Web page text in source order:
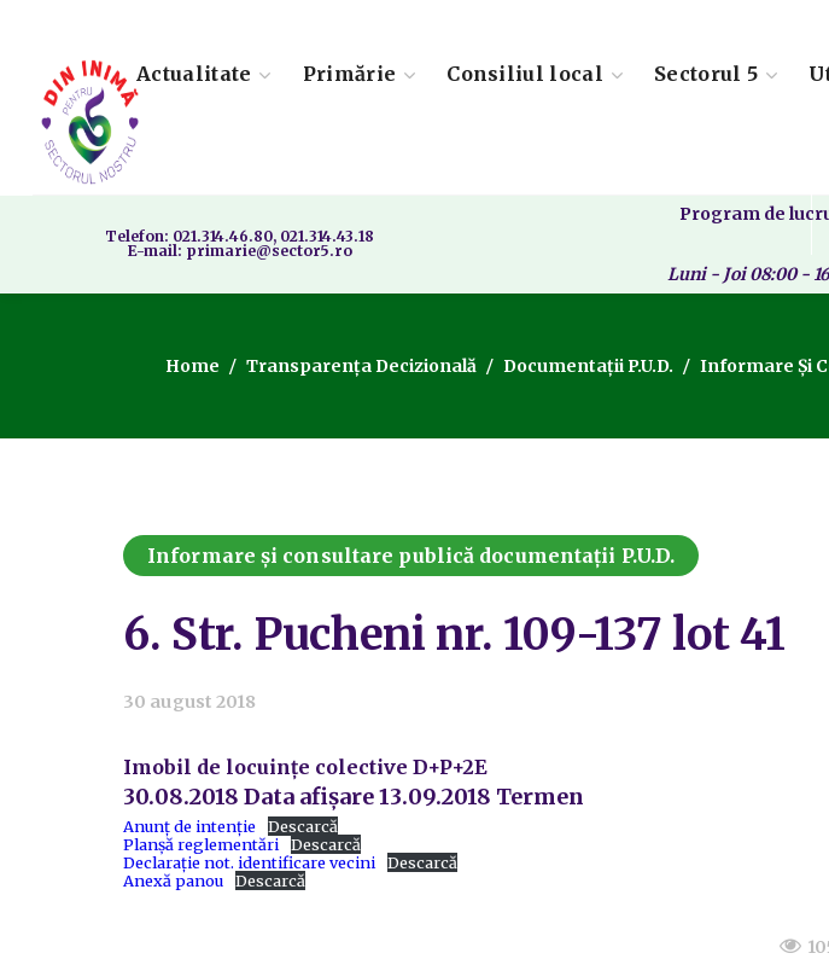
Actualitate Primărie Consiliul local Sectorul 5
Telefon: 021.314.46.80, 021.314.43.18
E-mail: primarie@sector5.ro
Program de
Luni - Joi 08:00 -
Home Transparența Decizională Documentații P.U.D. Informare Și
Informare și consultare publică documentații P.U.D.
6. Str. Pucheni nr. 109-137 lot 41
30 august 2018
Imobil de locuințe colective D+P+2E
30.08.2018 Data afișare 13.09.2018 Termen
Anunț de intenție
Descarcă
Planșă reglementări
Descarcă
Declarație not. identificare vecini
Descarcă
Anexă panou
Descarcă